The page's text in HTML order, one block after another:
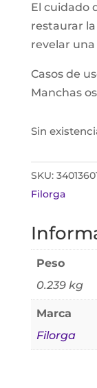
El cuidado
restaurar
revelar
Casos de
Manchas
Sin
SKU:
Filorga
Peso
0.239 kg
Marca
Filorga